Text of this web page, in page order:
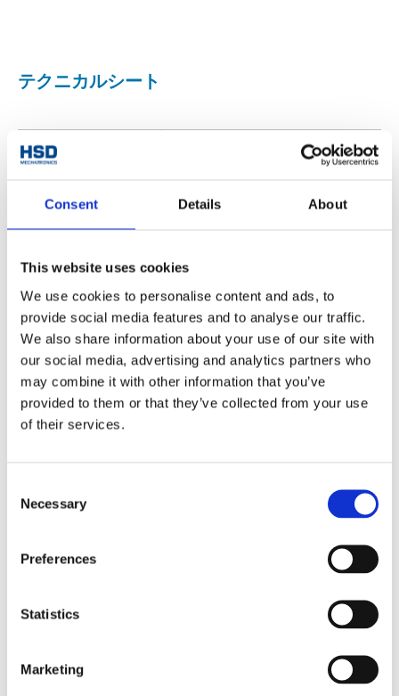
Consent Details About
This website uses cookies
We use cookies to personalise content and ads, to
provide social media features and to analyse our traffic.
We also share information about your use of our site with
our social media, advertising and analytics partners who
may combine it with other information that you’ve
provided to them or that they’ve collected from your use
of their services.
Selection
Necessary
Preferences
Statistics
Marketing
テクニカルシート
電動スピンドル接続 ISO30 / F63
ツールインターフェ
[rpm]
主な用途
Folding
質量 [kg] 8
15
19